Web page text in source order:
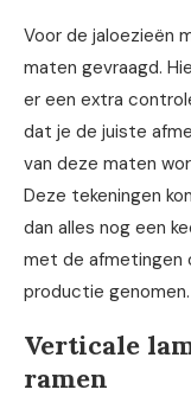
Voor de jaloezieën
maten gevraagd.
er een extra
dat je de juiste
van deze maten
Deze tekeningen
dan alles nog een
met de afmetingen
productie genomen.
Verticale
ramen